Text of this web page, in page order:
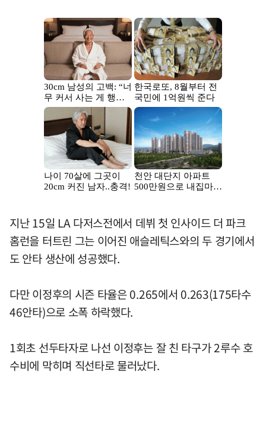
지난 15일 LA 다저스전에서 데뷔 첫 인사이드 더 파크
홈런을 터트린 그는 이어진 애슬레틱스와의 두 경기에서
도 안타 생산에 성공했다.
다만 이정후의 시즌 타율은 0.265에서 0.263(175타수
46안타)으로 소폭 하락했다.
1회초 선두타자로 나선 이정후는 잘 친 타구가 2루수 호
수비에 막히며 직선타로 물러났다.